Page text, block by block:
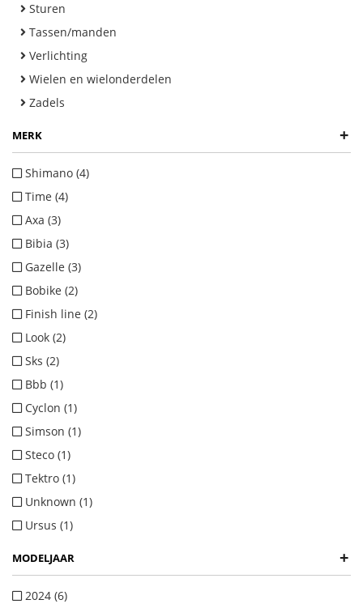
Sturen
Tassen/manden
Verlichting
Wielen en wielonderdelen
Zadels
MERK +
Shimano (4)
Time (4)
Axa (3)
Bibia (3)
Gazelle (3)
Bobike (2)
Finish line (2)
Look (2)
Sks (2)
Bbb (1)
Cyclon (1)
Simson (1)
Steco (1)
Tektro (1)
Unknown (1)
Ursus (1)
MODELJAAR +
2024 (6)